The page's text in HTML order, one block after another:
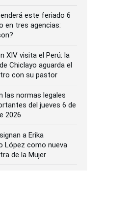
este feriado 6
en tres agencias:
XIV visita el Perú: la
Chiclayo aguarda el
con su pastor
las normas legales
del jueves 6 de
2026
a Erika
López como nueva
de la Mujer